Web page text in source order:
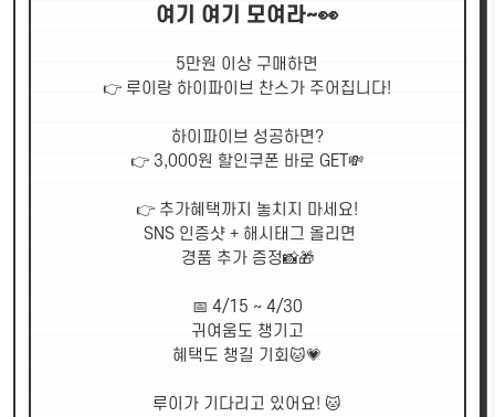
여기 여기 모여라~👀
5만원 이상 구매하면
👉 루이랑 하이파이브 찬스가 주어집니다!
하이파이브 성공하면?
👉 3,000원 할인쿠폰 바로 GET💸
👉 추가혜택까지 놓치지 마세요!
SNS 인증샷 + 해시태그 올리면
경품 추가 증정📸🎁
📅 4/15 ~ 4/30
귀여움도 챙기고
혜택도 챙길 기회🐱💗
루이가 기다리고 있어요! 🐱